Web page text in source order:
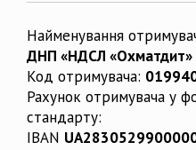
Найменування
ДНП «НДСЛ «Охматдит»
Код отримувача:
Рахунок отримувача у
стандарту:
IBAN